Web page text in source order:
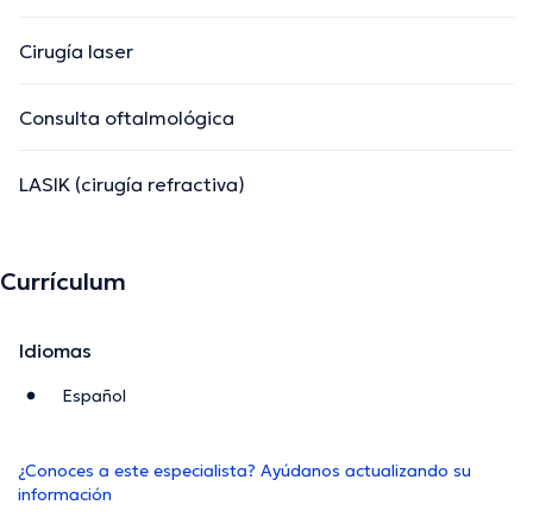
Cirugía laser
Consulta oftalmológica
LASIK (cirugía refractiva)
Currículum
Idiomas
Español
¿Conoces a este especialista? Ayúdanos actualizando su
información